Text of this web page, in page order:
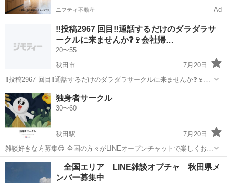
ニフティ不動産 Ad
‼️投稿2967 回目‼️通話するだけのダラダラサ
ークルに来ませんか❓🍷会社帰…
20〜55
秋田市
7月20日
‼️投稿2967 回目‼️通話するだけのダラダラサークルに来ませんか❓🍷会
社帰ってからや運転中など暇な時間に通話しませんか❓メンバー130人
くらいいます。 男女比は半半くらいで年齢層は20代から40代が多いで
す。zoomやラ...
秋田 秋田市 グルチャ
独身者サークル
30〜60
秋田駅
7月20日
雑談好きな方募集😊 全国の方々がLINEオープンチャットで楽しくお話
ししています。 年齢・性別問わず歓迎です。 興味のある方は、是非入
ってみてください。 元々あった独身者サークルの再集結版です。 新規
メンバーも募集中です。 ...
秋田 秋田市 秋田駅 独身者
全国エリア LINE雑談オプチャ 秋田県メ
ンバー募集中